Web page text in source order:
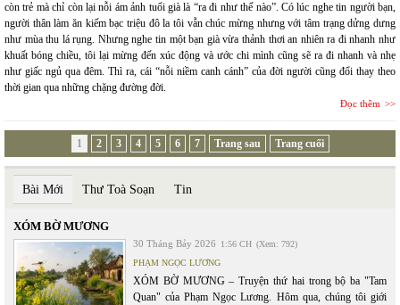
còn trẻ mà chỉ còn lại nỗi ám ảnh tuổi già là “ra đi như thế nào”. Có lúc nghe tin người bạn,
người thân làm ăn kiếm bạc triệu đô la tôi vẫn chúc mừng nhưng với tâm trạng dửng dưng
như mùa thu lá rụng. Nhưng nghe tin một bạn già vừa thảnh thơi an nhiên ra đi nhanh như
khuất bóng chiều, tôi lại mừng đến xúc động và ước chi mình cũng sẽ ra đi nhanh và nhẹ
như giấc ngủ qua đêm. Thì ra, cái “nỗi niềm canh cánh” của đời người cũng đổi thay theo
thời gian qua những chặng đường đời.
Đọc thêm
1 2 3 4 5 6 7 Trang sau Trang cuối
Bài Mới Thư Toà Soạn Tin
XÓM BỜ MƯƠNG
30 Tháng Bảy 2026 1:56 CH (Xem: 792)
PHẠM NGỌC LƯƠNG
XÓM BỜ MƯƠNG – Truyện thứ hai trong bộ ba "Tam
Quan" của Phạm Ngọc Lương. Hôm qua, chúng tôi giới